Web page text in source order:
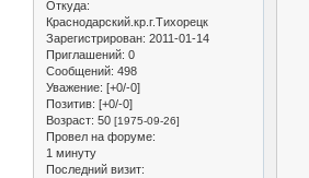
Откуда:
Краснодарский.кр.г.Тихорецк
Зарегистрирован: 2011-01-14
Приглашений: 0
Сообщений: 498
Уважение: [+0/-0]
Позитив: [+0/-0]
Возраст: 50 [1975-09-26]
Провел на форуме:
1 минуту
Последний визит: